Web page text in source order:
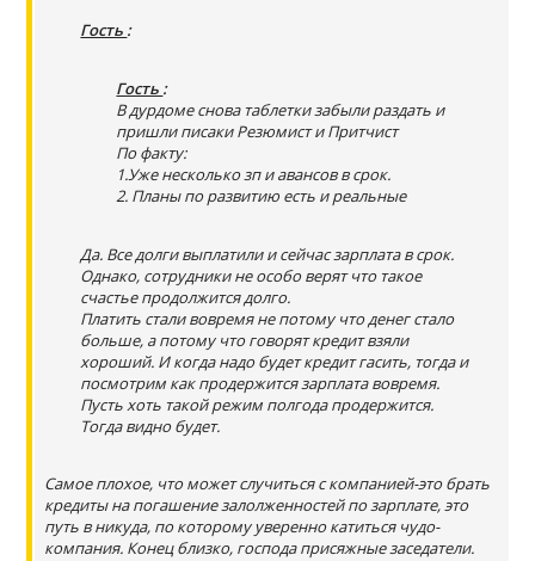
Гость :
Гость :
В дурдоме снова таблетки забыли раздать и
пришли писаки Резюмист и Притчист
По факту:
1.Уже несколько зп и авансов в срок.
2. Планы по развитию есть и реальные
Да. Все долги выплатили и сейчас зарплата в срок.
Однако, сотрудники не особо верят что такое
счастье продолжится долго.
Платить стали вовремя не потому что денег стало
больше, а потому что говорят кредит взяли
хороший. И когда надо будет кредит гасить, тогда и
посмотрим как продержится зарплата вовремя.
Пусть хоть такой режим полгода продержится.
Тогда видно будет.
Самое плохое, что может случиться с компанией-это брать
кредиты на погашение залолженностей по зарплате, это
путь в никуда, по которому уверенно катиться чудо-
компания. Конец близко, господа присяжные заседатели.